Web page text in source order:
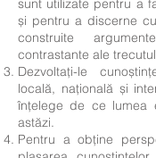
sunt utilizate pentru a
și pentru a discerne
construite
contrastante ale
Dezvoltați-le
locală, națională și
înțelege de ce lumea
astăzi.
Pentru a obține